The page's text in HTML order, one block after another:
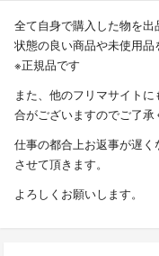
全て自身で購入した物を出
状態の良い商品や未使用品
※正規品です
また、他のフリマサイト
合がございますのでご了承
仕事の都合上お返事が遅
させて頂きます。
よろしくお願いします。